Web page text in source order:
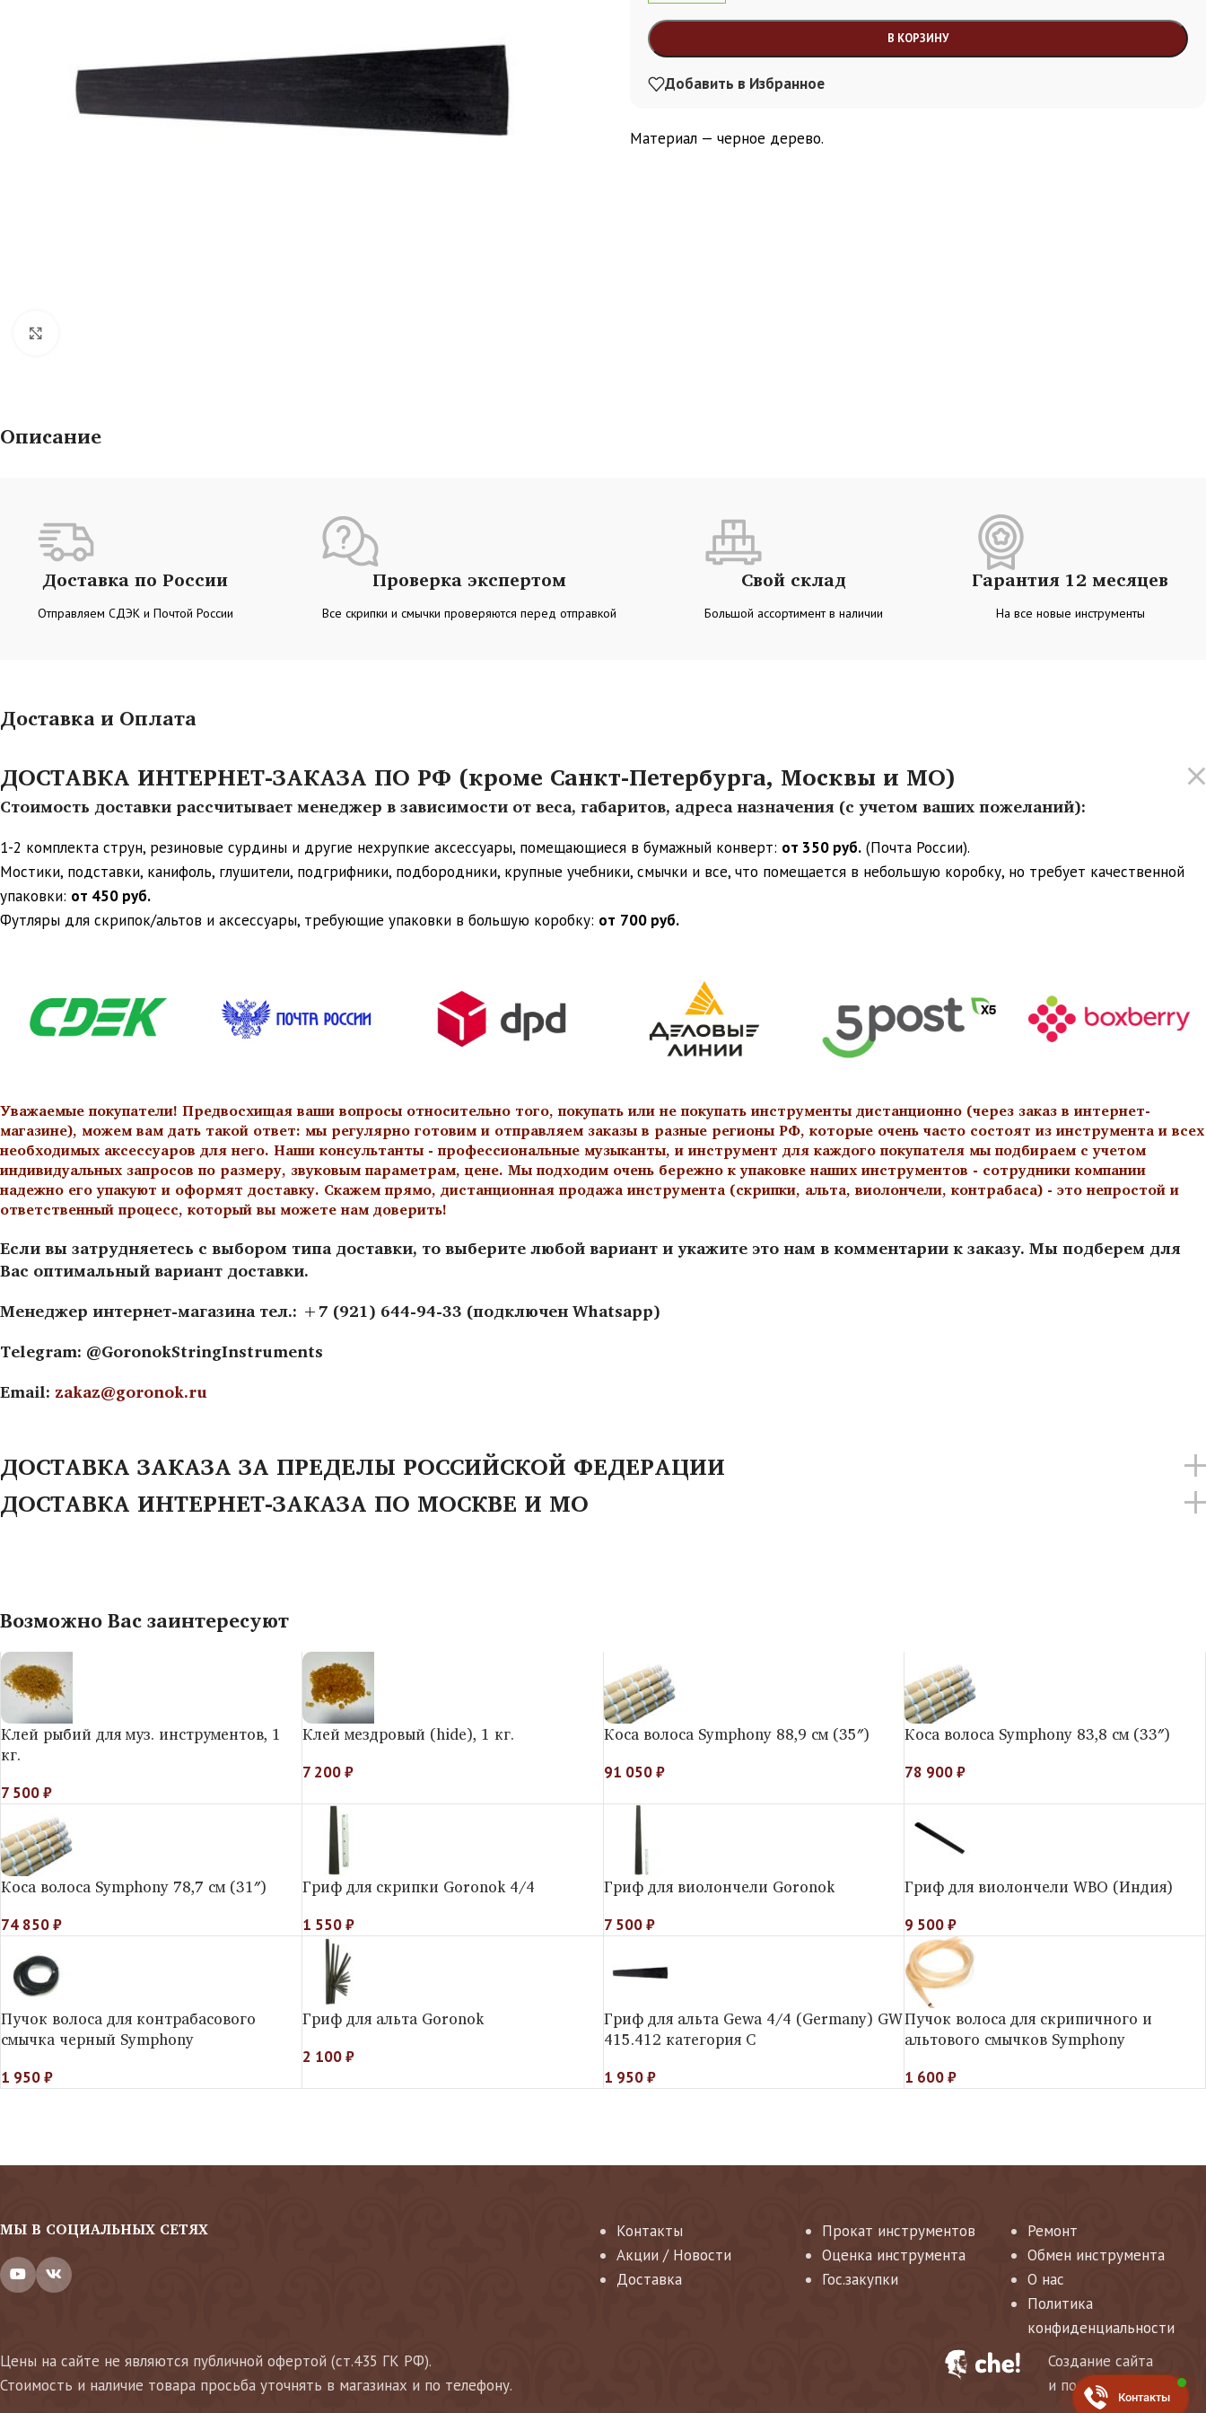
В КОРЗИНУ
Alternative:
Добавить в Избранное
Материал — черное дерево.
Описание
Доставка по России
Отправляем СДЭК и Почтой России
Проверка экспертом
Все скрипки и смычки проверяются перед отправкой
Свой склад
Большой ассортимент в наличии
Гарантия 12 месяцев
На все новые инструменты
Доставка и Оплата
ДОСТАВКА ИНТЕРНЕТ-ЗАКАЗА ПО РФ (кроме Санкт-Петербурга, Москвы и МО)
Стоимость доставки рассчитывает менеджер в зависимости от веса, габаритов, адреса назначения (с учетом ваших пожеланий):
1-2 комплекта струн, резиновые сурдины и другие нехрупкие аксессуары, помещающиеся в бумажный конверт: от 350 руб. (Почта России).
Мостики, подставки, канифоль, глушители, подгрифники, подбородники, крупные учебники, смычки и все, что помещается в небольшую коробку, но требует качественной
упаковки: от 450 руб.
Футляры для скрипок/альтов и аксессуары, требующие упаковки в большую коробку: от 700 руб.
Уважаемые покупатели! Предвосхищая ваши вопросы относительно того, покупать или не покупать инструменты дистанционно (через заказ в интернет-
магазине), можем вам дать такой ответ: мы регулярно готовим и отправляем заказы в разные регионы РФ, которые очень часто состоят из инструмента и всех
необходимых аксессуаров для него. Наши консультанты - профессиональные музыканты, и инструмент для каждого покупателя мы подбираем с учетом
индивидуальных запросов по размеру, звуковым параметрам, цене. Мы подходим очень бережно к упаковке наших инструментов - сотрудники компании
надежно его упакуют и оформят доставку. Скажем прямо, дистанционная продажа инструмента (скрипки, альта, виолончели, контрабаса) - это непростой и
ответственный процесс, который вы можете нам доверить!
Если вы затрудняетесь с выбором типа доставки, то выберите любой вариант и укажите это нам в комментарии к заказу. Мы подберем для
Вас оптимальный вариант доставки.
Менеджер интернет-магазина тел.: +7 (921) 644-94-33 (подключен Whatsapp)
Telegram: @GoronokStringInstruments
Email: zakaz@goronok.ru
ДОСТАВКА ЗАКАЗА ЗА ПРЕДЕЛЫ РОССИЙСКОЙ ФЕДЕРАЦИИ
ДОСТАВКА ИНТЕРНЕТ-ЗАКАЗА ПО МОСКВЕ И МО
Возможно Вас заинтересуют
Клей рыбий для муз. инструментов, 1
кг.
7 500₽
Клей мездровый (hide), 1 кг.
7 200₽
Коса волоса Symphony 88,9 см (35″)
91 050₽
Коса волоса Symphony 83,8 см (33″)
78 900₽
Коса волоса Symphony 78,7 см (31″)
74 850₽
Гриф для скрипки Goronok 4/4
1 550₽
Гриф для виолончели Goronok
7 500₽
Гриф для виолончели WBO (Индия)
9 500₽
Пучок волоса для контрабасового
смычка черный Symphony
1 950₽
Гриф для альта Goronok
2 100₽
Гриф для альта Gewa 4/4 (Germany) GW
415.412 категория C
1 950₽
Пучок волоса для скрипичного и
альтового смычков Symphony
1 600₽
МЫ В СОЦИАЛЬНЫХ СЕТЯХ
Контакты
Акции / Новости
Доставка
Прокат инструментов
Оценка инструмента
Гос.закупки
Ремонт
Обмен инструмента
О нас
Политика
конфиденциальности
Цены на сайте не являются публичной офертой (ст.435 ГК РФ).
Стоимость и наличие товара просьба уточнять в магазинах и по телефону.
Создание сайта
и поддержка
Контакты